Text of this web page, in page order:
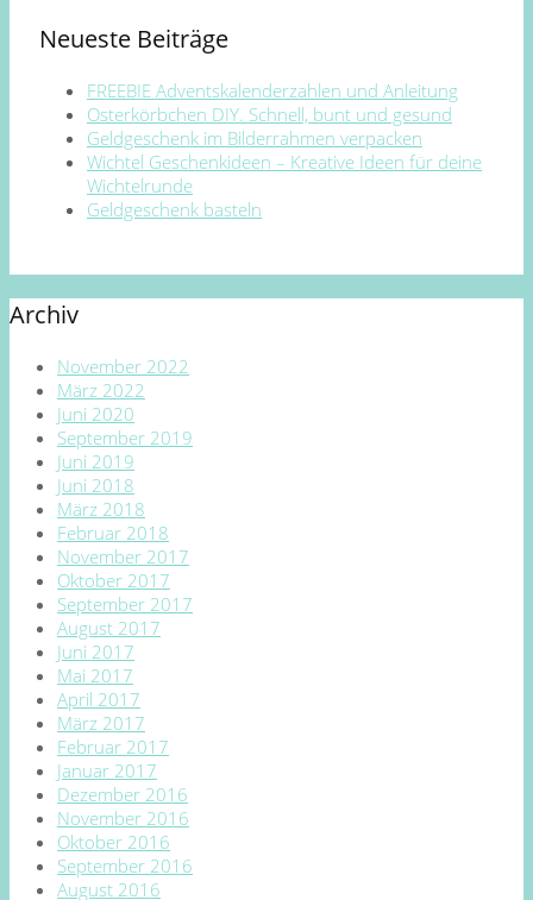
Neueste Beiträge
FREEBIE Adventskalenderzahlen und Anleitung
Osterkörbchen DIY. Schnell, bunt und gesund
Geldgeschenk im Bilderrahmen verpacken
Wichtel Geschenkideen – Kreative Ideen für deine
Wichtelrunde
Geldgeschenk basteln
Archiv
November 2022
März 2022
Juni 2020
September 2019
Juni 2019
Juni 2018
März 2018
Februar 2018
November 2017
Oktober 2017
September 2017
August 2017
Juni 2017
Mai 2017
April 2017
März 2017
Februar 2017
Januar 2017
Dezember 2016
November 2016
Oktober 2016
September 2016
August 2016